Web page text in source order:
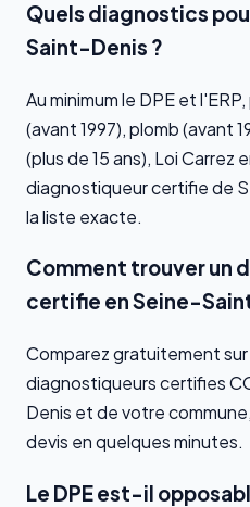
Quels diagnostics
Saint-Denis ?
Au minimum le DPE et
(avant 1997), plomb (avant
(plus de 15 ans), Loi Carrez
diagnostiqueur certifie de
la liste exacte.
Comment trouver un
certifie en Seine-
Comparez gratuitement
diagnostiqueurs certifies
Denis et de votre
devis en quelques minutes.
Le DPE est-il